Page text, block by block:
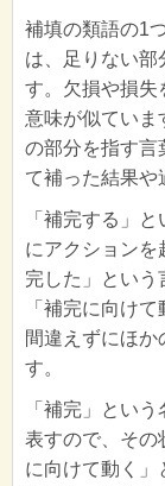
補填の類語の1
は、足りない部
す。欠損や損失
意味が似ていま
の部分を指す言
て補った結果や
「補完する」
にアクションを
完した」という
「補完に向け
間違えずにほか
す。
「補完」とい
表すので、その
に向けて動く」